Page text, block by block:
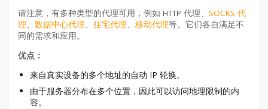
请注意，有多种类型的代理可用，例如 HTTP 代理、 SOCKS 代
理、 数据中心代理、 住宅代理、 移动代理等。它们各自满足不
同的需求和应用。
优点：
来自真实设备的多个地址的自动 IP 轮换。
由于服务器分布在多个位置，因此可以访问地理限制的内
容。